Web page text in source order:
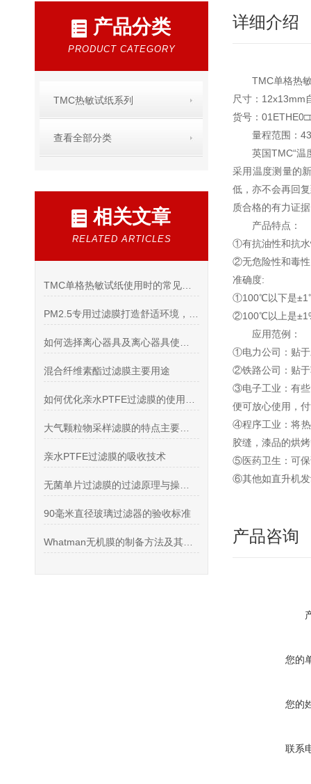
产品分类
PRODUCT CATEGORY
TMC热敏试纸系列
查看全部分类
相关文章
RELATED ARTICLES
混合纤维素酯过滤膜主要用途
亲水PTFE过滤膜的吸收技术
90毫米直径玻璃过滤器的验收标准
详细介绍
TMC单格热
尺寸：12x13mm
货号：
量程范围：
英国TMC“温
采用温度测量的
低，亦不会再回
质合格的有力证
产品特点：
①有抗油性和抗
②无危险性和毒性
准确度:
①100℃以下是
②100℃以上是
应用范例：
①电力公司：贴于
②铁路公司：贴于
③电子工业：有些
便可放心使用，
④程序工业：将热
胶缝，漆品的烘
⑤医药卫生：可保
⑥其他如直升机发
产品咨询
您的
您的
联系